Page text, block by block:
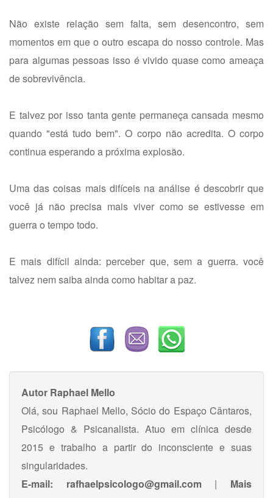
Não existe relação sem falta, sem desencontro, sem
momentos em que o outro escapa do nosso controle. Mas
para algumas pessoas isso é vivido quase como ameaça
de sobrevivência.
E talvez por isso tanta gente permaneça cansada mesmo
quando "está tudo bem". O corpo não acredita. O corpo
continua esperando a próxima explosão.
Uma das coisas mais difíceis na análise é descobrir que
você já não precisa mais viver como se estivesse em
guerra o tempo todo.
E mais difícil ainda: perceber que, sem a guerra. você
talvez nem saiba ainda como habitar a paz.
Autor Raphael Mello
Olá, sou Raphael Mello, Sócio do Espaço Cântaros,
Psicólogo & Psicanalista. Atuo em clínica desde
2015 e trabalho a partir do inconsciente e suas
singularidades.
E-mail:
rafhaelpsicologo@gmail.com| Mais